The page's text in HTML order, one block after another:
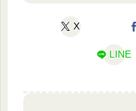
X
LINE